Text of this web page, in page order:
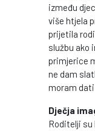
između
više htjela
prijetila
službu ako
primjerice
ne dam
moram
Dječja
Roditelji su